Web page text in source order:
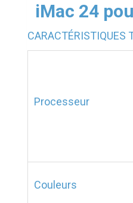
iMac 24
CARACTÉRISTIQUES
Processeur
Couleurs